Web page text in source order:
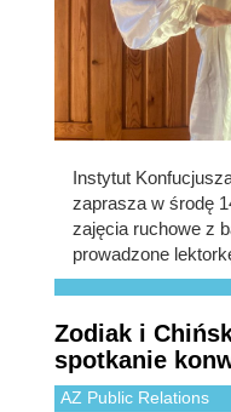
Instytut
zaprasza w środę
zajęcia ruchowe z
prowadzone
Zodiak i
spotkanie
AZ Public Relations